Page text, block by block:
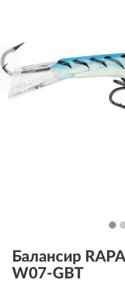
Балансир
W07-GBT